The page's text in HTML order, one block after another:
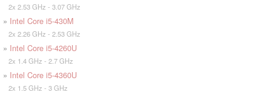
2x 2.53 GHz - 3.07 GHz
» Intel Core i5-430M
2x 2.26 GHz - 2.53 GHz
» Intel Core i5-4260U
2x 1.4 GHz - 2.7 GHz
» Intel Core i5-4360U
2x 1.5 GHz - 3 GHz